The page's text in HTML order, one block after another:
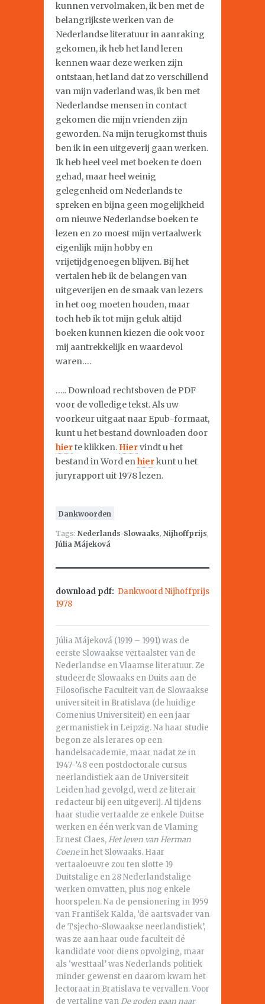
kunnen vervolmaken, ik ben met de
belangrijkste werken van de
Nederlandse literatuur in aanraking
gekomen, ik heb het land leren
kennen waar deze werken zijn
ontstaan, het land dat zo verschillend
van mijn vaderland was, ik ben met
Nederlandse mensen in contact
gekomen die mijn vrienden zijn
geworden. Na mijn terugkomst thuis
ben ik in een uitgeverij gaan werken.
Ik heb heel veel met boeken te doen
gehad, maar heel weinig
gelegenheid om Nederlands te
spreken en bijna geen mogelijkheid
om nieuwe Nederlandse boeken te
lezen en zo moest mijn vertaalwerk
eigenlijk mijn hobby en
vrijetijdgenoegen blijven. Bij het
vertalen heb ik de belangen van
uitgeverijen en de smaak van lezers
in het oog moeten houden, maar
toch heb ik tot mijn geluk altijd
boeken kunnen kiezen die ook voor
mij aantrekkelijk en waardevol
waren….
….. Download rechtsboven de PDF
voor de volledige tekst. Als uw
voorkeur uitgaat naar Epub-formaat,
kunt u het bestand downloaden door
hierte klikken. Hiervindt u het
bestand in Word enhierkunt u het
juryrapport uit 1978 lezen.
Dankwoorden
Tags: Nederlands-Slowaaks, Nijhoffprijs,
Júlia Májeková
download pdf: Dankwoord Nijhoffprijs
1978
Júlia Májeková (1919 – 1991) was de
eerste Slowaakse vertaalster van de
Nederlandse en Vlaamse literatuur. Ze
studeerde Slowaaks en Duits aan de
Filosofische Faculteit van de Slowaakse
universiteit in Bratislava (de huidige
Comenius Universiteit) en een jaar
germanistiek in Leipzig. Na haar studie
begon ze als lerares op een
handelsacademie, maar nadat ze in
1947-’48 een postdoctorale cursus
neerlandistiek aan de Universiteit
Leiden had gevolgd, werd ze literair
redacteur bij een uitgeverij. Al tijdens
haar studie vertaalde ze enkele Duitse
werken en één werk van de Vlaming
Ernest Claes,Het leven van Herman
Coenein het Slowaaks. Haar
vertaaloeuvre zou ten slotte 19
Duitstalige en 28 Nederlandstalige
werken omvatten, plus nog enkele
hoorspelen. Na de pensionering in 1959
van František Kalda, ‘de aartsvader van
de Tsjecho-Slowaakse neerlandistiek’,
was ze aan haar oude faculteit dé
kandidate voor diens opvolging, maar
als ‘westtaal’ was Nederlands politiek
minder gewenst en daarom kwam het
lectoraat in Bratislava te vervallen. Voor
de vertaling vanDe goden gaan naar